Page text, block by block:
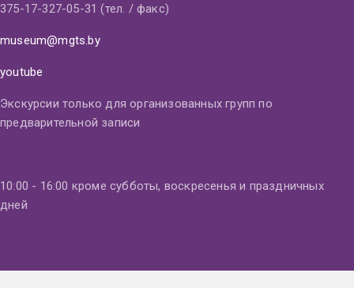
375-17-327-05-31 (тел. / факс)
museum@mgts.by
youtube
Экскурсии только для организованных групп по
предварительной записи
10:00 - 16:00 кроме субботы, воскресенья и праздничных
дней